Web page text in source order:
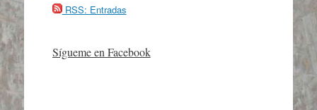
RSS: Entradas
Sígueme en Facebook